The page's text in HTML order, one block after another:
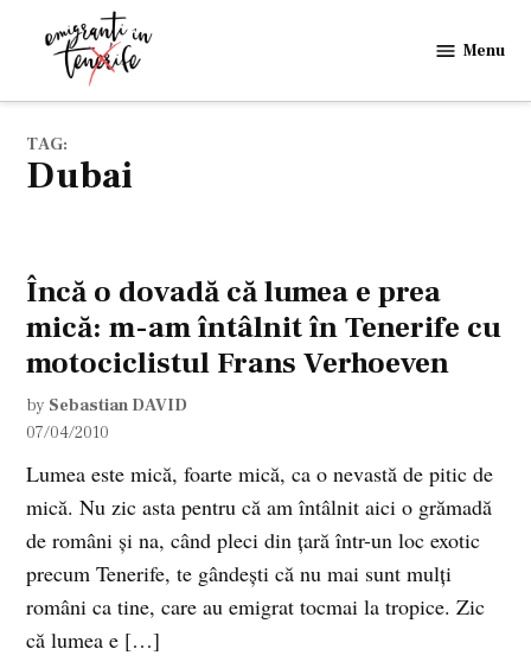
in
Menu
TAG:
Dubai
Încă o dovadă că lumea e prea
mică: m-am întâlnit în Tenerife cu
motociclistul Frans Verhoeven
by Sebastian DAVID
07/04/2010
Lumea este mică, foarte mică, ca o nevastă de pitic de
mică. Nu zic asta pentru că am întâlnit aici o grămadă
de români şi na, când pleci din ţară într-un loc exotic
precum Tenerife, te gândeşti că nu mai sunt mulţi
români ca tine, care au emigrat tocmai la tropice. Zic
că lumea e […]